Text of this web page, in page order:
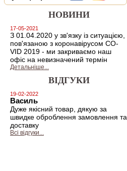
НОВИНИ
17-05-2021
З 01.04.2020 у зв'язку із ситуацією,
пов'язаною з коронавірусом CO-
VID 2019 - ми закриваємо наш
офіс на невизначений термін
Детальніше...
ВІДГУКИ
19-02-2022
Василь
Дуже якісний товар, дякую за
швидке оброблення замовлення та
доставку
Всі відгуки...